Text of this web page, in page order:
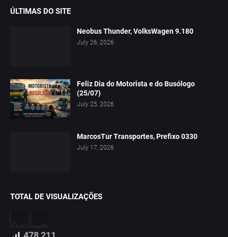
ÚLTIMAS DO SITE
Neobus Thunder, VolksWagen 9.180
July 26, 2026
Feliz Dia do Motorista e do Busólogo
(25/07)
July 25, 2026
MarcosTur Transportes, Prefixo 0330
July 17, 2026
TOTAL DE VISUALIZAÇÕES